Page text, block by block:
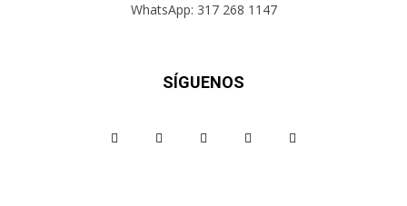
WhatsApp: 317 268 1147
SÍGUENOS